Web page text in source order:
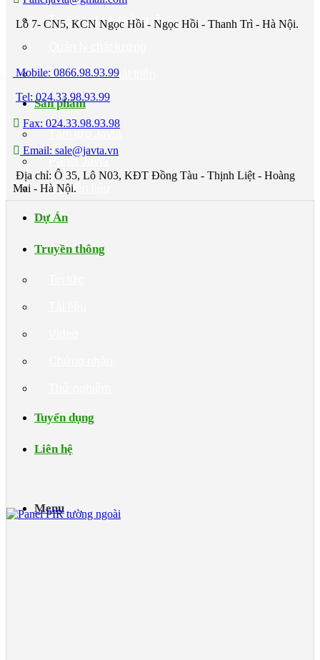
Tại sao chọn chúng tôi
Hợp tác và Phát triển
Sản phẩm
Nguyên liệu
Dự Án
Truyền thông
Tuyển dụng
Liên hệ
Menu
Lô 7- CN5, KCN Ngọc Hồi - Ngọc Hồi - Thanh Trì - Hà Nội.
Mobile: 0866.98.93.99
Tel: 024.33.98.93.99
Fax: 024.33.98.93.98
Email: sale@javta.vn
Địa chỉ: Ô 35, Lô N03, KĐT Đồng Tàu - Thịnh Liệt - Hoàng
Mai - Hà Nội.